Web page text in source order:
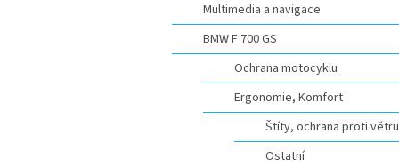
Multimedia a navigace
BMW F 700 GS
Ochrana motocyklu
Ergonomie, Komfort
Štíty, ochrana proti větru
Ostatní